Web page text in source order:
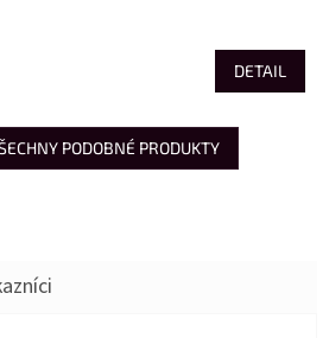
DETAIL
PODOBNÉ PRODUKTY